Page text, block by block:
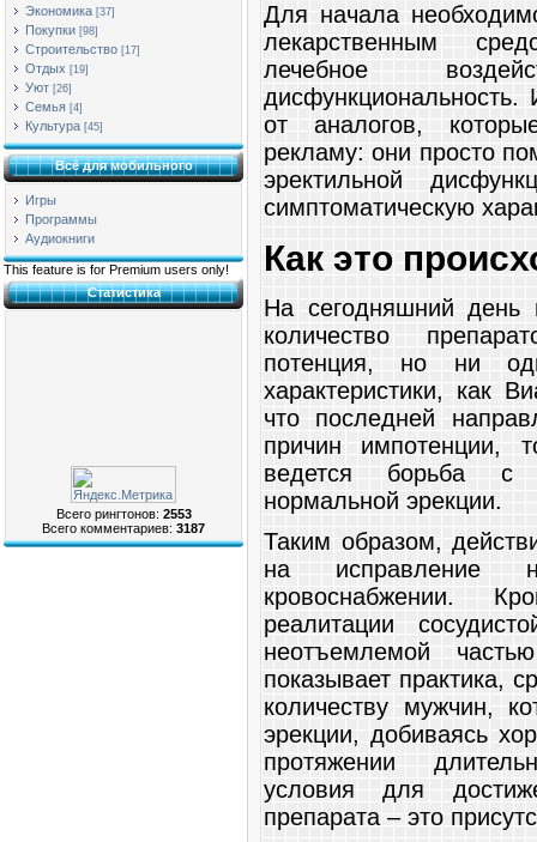
Экономика [37]
Покупки [98]
Строительство [17]
Отдых [19]
Уют [26]
Семья [4]
Культура [45]
Всё для мобильного
Игры
Программы
Аудиокниги
This feature is for Premium users only!
Статистика
Всего рингтонов: 2553
Всего комментариев: 3187
Для начала
лекарственным
лечебное
от аналогов,
рекламу: они просто
эректильной
симптоматическую
Как это
На сегодняшний день
количество
потенция, но ни
характеристики, как
что последней
причин импотенции,
ведется борьба с
нормальной эрекции.
Таким образом,
на исправление
кровоснабжении.
реалитации
неотъемлемой
показывает практика,
количеству мужчин,
эрекции, добиваясь
протяжении
условия для
препарата – это